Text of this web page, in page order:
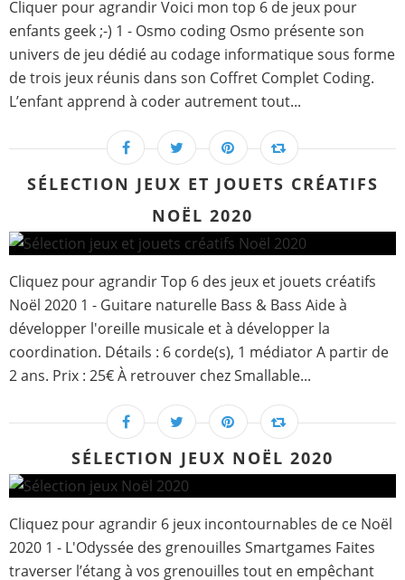
Cliquer pour agrandir Voici mon top 6 de jeux pour
enfants geek ;-) 1 - Osmo coding Osmo présente son
univers de jeu dédié au codage informatique sous forme
de trois jeux réunis dans son Coffret Complet Coding.
L’enfant apprend à coder autrement tout...
SÉLECTION JEUX ET JOUETS CRÉATIFS
NOËL 2020
Cliquez pour agrandir Top 6 des jeux et jouets créatifs
Noël 2020 1 - Guitare naturelle Bass & Bass Aide à
développer l'oreille musicale et à développer la
coordination. Détails : 6 corde(s), 1 médiator A partir de
2 ans. Prix : 25€ À retrouver chez Smallable...
SÉLECTION JEUX NOËL 2020
Cliquez pour agrandir 6 jeux incontournables de ce Noël
2020 1 - L'Odyssée des grenouilles Smartgames Faites
traverser l’étang à vos grenouilles tout en empêchant